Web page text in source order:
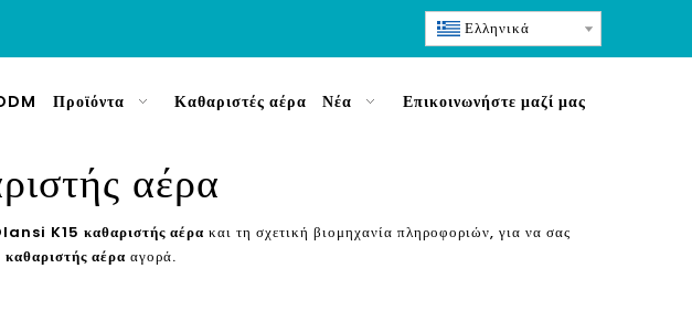
Ελληνικά
Προϊόντα Καθαριστές αέρα Νέα Επικοινωνήστε μαζί μας
αέρα
K15 καθαριστής αέρα και τη σχετική βιομηχανία πληροφοριών, για να σας
αέρα αγορά.